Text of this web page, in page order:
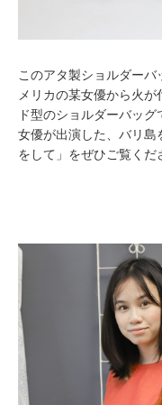
このアタ製ショルダー
メリカの某女優から火
ド型のショルダーバッグ
女優が出演した、バリ島
をして」をぜひご覧くだ